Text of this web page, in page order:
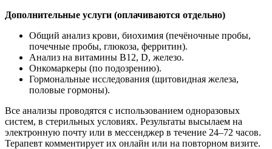
Дополнительные услуги (оплачиваются отдельно)
Общий анализ крови, биохимия (печёночные пробы,
почечные пробы, глюкоза, ферритин).
Анализ на витамины B12, D, железо.
Онкомаркеры (по подозрению).
Гормональные исследования (щитовидная железа,
половые гормоны).
Все анализы проводятся с использованием одноразовых
систем, в стерильных условиях. Результаты высылаем на
электронную почту или в мессенджер в течение 24–72 часов.
Терапевт комментирует их онлайн или на повторном визите.